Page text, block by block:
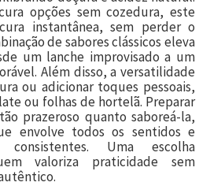
opções sem cozedura, este
instantânea, sem perder o
de sabores clássicos eleva
um lanche improvisado a um
Além disso, a versatilidade
ou adicionar toques pessoais,
ou folhas de hortelã. Preparar
prazeroso quanto saboreá-la,
envolve todos os sentidos e
consistentes. Uma escolha
valoriza praticidade sem